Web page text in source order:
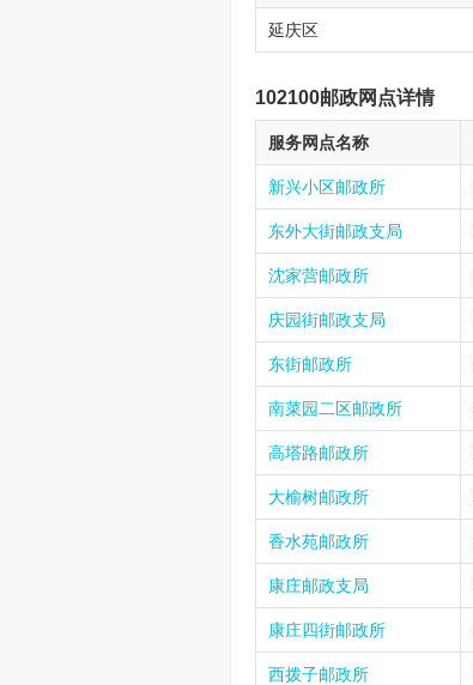
延庆区
102100邮政网点详情
服务网点名称
新兴小区邮政所
东外大街邮政支局
沈家营邮政所
庆园街邮政支局
东街邮政所
南菜园二区邮政所
高塔路邮政所
大榆树邮政所
香水苑邮政所
康庄邮政支局
康庄四街邮政所
西拨子邮政所